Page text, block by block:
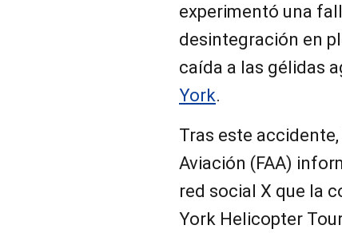
experimentó una
desintegración en
caída a las gélidas
York.
Tras este
Aviación (FAA)
red social X que la
York Helicopter